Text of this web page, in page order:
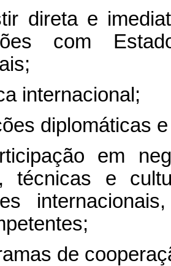
direta e
com
internacional;
diplomáticas
em
técnicas e
de